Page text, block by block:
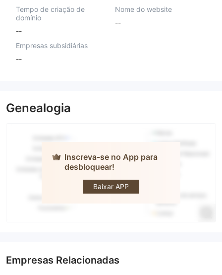
Tempo de criação de
domínio
--
Nome do website
--
Empresas subsidiárias
--
Genealogia
Inscreva-se no App para
desbloquear!
Baixar APP
AGlobalTrade
Empresas Relacionadas